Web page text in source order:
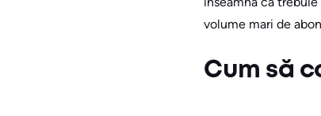
volume mari de
Cum să